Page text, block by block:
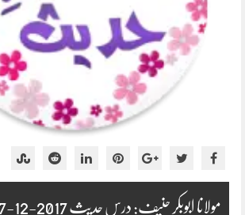
مولانا ابوبکر حنیف: درس حدیث 2017-12-07